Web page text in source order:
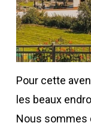
Pour cette
les beaux
Nous sommes